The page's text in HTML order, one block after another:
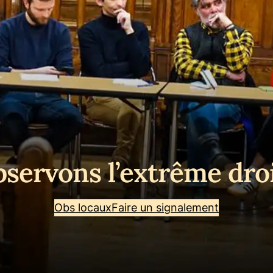
l’extrême
Obs locauxFaire un signalement